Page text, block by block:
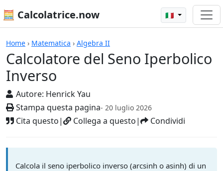
🧮 Calcolatrice.now 🇮🇹
Home › Matematica › Algebra II
Calcolatore del Seno Iperbolico
Inverso
Autore: Henrick Yau
Stampa questa pagina- 20 luglio 2026
Cita questo| Collega a questo| Condividi
Calcolatrici
Calcola il seno iperbolico inverso (arcsinh o asinh) di un